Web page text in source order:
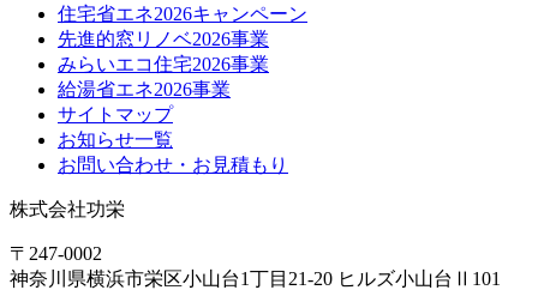
住宅省エネ2026キャンペーン
先進的窓リノベ2026事業
みらいエコ住宅2026事業
給湯省エネ2026事業
サイトマップ
お知らせ一覧
お問い合わせ・お見積もり
株式会社功栄
〒247-0002
神奈川県横浜市栄区小山台1丁目21-20 ヒルズ小山台Ⅱ101